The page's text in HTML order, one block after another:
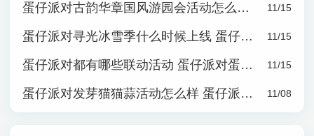
蛋仔派对古韵华章国风游园会活动怎么样 蛋仔派对古韵华章国风游园会活动介绍 11/15
蛋仔派对寻光冰雪季什么时候上线 蛋仔派对寻光冰雪季上线时间介绍 11/15
蛋仔派对都有哪些联动活动 蛋仔派对蛋仔联动家族发布会介绍 11/15
蛋仔派对发芽猫猫蒜活动怎么样 蛋仔派对发芽猫猫蒜活动介绍 11/08